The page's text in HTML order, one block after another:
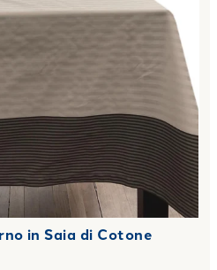
in Saia di Cotone